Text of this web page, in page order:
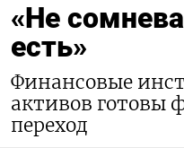
«Не
есть»
Финансовые
активов готовы
переход